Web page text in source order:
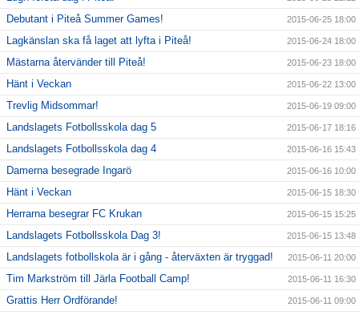
Debutant i Piteå Summer Games! 2015-06-25 18:00
Lagkänslan ska få laget att lyfta i Piteå! 2015-06-24 18:00
Mästarna återvänder till Piteå! 2015-06-23 18:00
Hänt i Veckan 2015-06-22 13:00
Trevlig Midsommar! 2015-06-19 09:00
Landslagets Fotbollsskola dag 5 2015-06-17 18:16
Landslagets Fotbollsskola dag 4 2015-06-16 15:43
Damerna besegrade Ingarö 2015-06-16 10:00
Hänt i Veckan 2015-06-15 18:30
Herrarna besegrar FC Krukan 2015-06-15 15:25
Landslagets Fotbollsskola Dag 3! 2015-06-15 13:48
Landslagets fotbollskola är i gång - återväxten är tryggad! 2015-06-11 20:00
Tim Markström till Järla Football Camp! 2015-06-11 16:30
Grattis Herr Ordförande! 2015-06-11 09:00